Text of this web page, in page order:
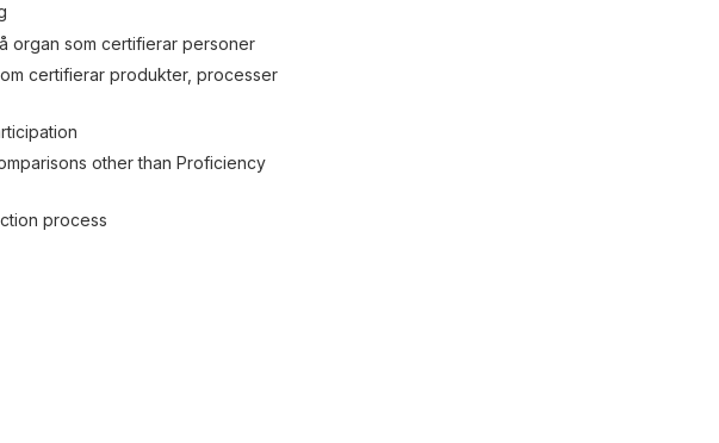
organ som certifierar personer
certifierar produkter, processer
other than Proficiency
process